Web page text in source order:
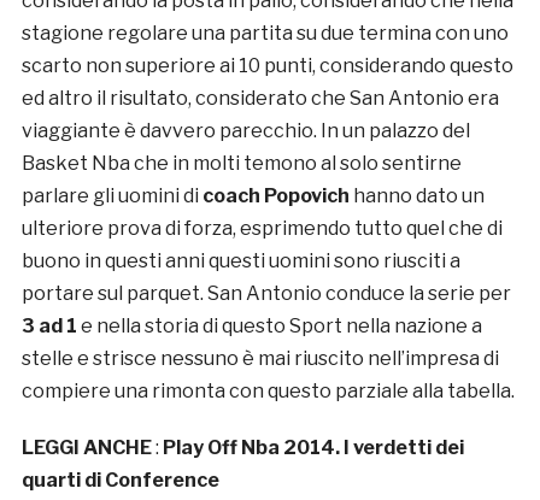
stagione regolare una partita su due termina con uno
scarto non superiore ai 10 punti, considerando questo
ed altro il risultato, considerato che San Antonio era
viaggiante è davvero parecchio. In un palazzo del
Basket Nba che in molti temono al solo sentirne
parlare gli uomini di coach Popovich hanno dato un
ulteriore prova di forza, esprimendo tutto quel che di
buono in questi anni questi uomini sono riusciti a
portare sul parquet. San Antonio conduce la serie per
3 ad 1 e nella storia di questo Sport nella nazione a
stelle e strisce nessuno è mai riuscito nell’impresa di
compiere una rimonta con questo parziale alla tabella.
LEGGI ANCHE: Play Off Nba 2014. I verdetti dei
quarti di Conference